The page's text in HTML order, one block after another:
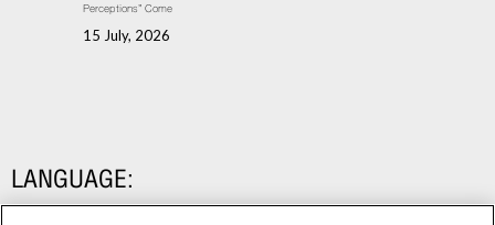
Perceptions” Come
15 July, 2026
LANGUAGE: